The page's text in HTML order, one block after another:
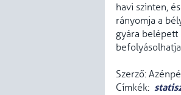
havi szinten,
rányomja a
gyára belépett
Szerző:
Címkék: